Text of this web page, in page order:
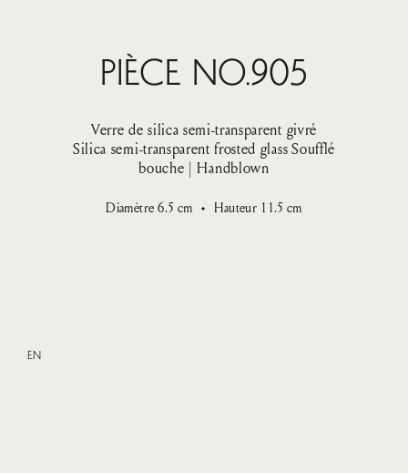
Pièce No.905
Verre de silica semi-transparent givré
Silica semi-transparent frosted glass Soufflé
bouche | Handblown
Diamètre 6.5 cm Hauteur 11.5 cm
EN